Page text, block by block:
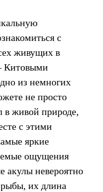
с
живущих в
Китовыми
из немногих
не просто
в живой природе,
с этими
яркие
ощущения
акулы невероятно
их длина